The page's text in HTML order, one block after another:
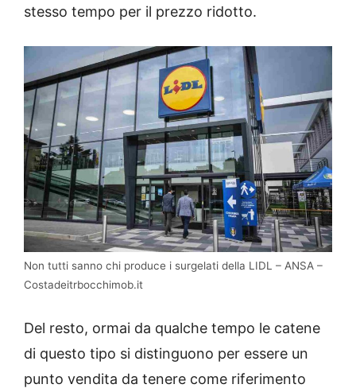
stesso tempo per il prezzo ridotto.
Non tutti sanno chi produce i surgelati della LIDL – ANSA –
Costadeitrbocchimob.it
Del resto, ormai da qualche tempo le catene
di questo tipo si distinguono per essere un
punto vendita da tenere come riferimento